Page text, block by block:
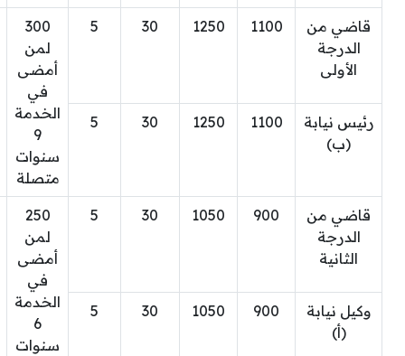
قاضي من
الدرجة
الأولى
1100
1250
30
5
300
لمن
أمضى
في
الخدمة
9
سنوات
متصلة
رئيس نيابة
(ب)
1100
1250
30
5
قاضي من
الدرجة
الثانية
900
1050
30
5
250
لمن
أمضى
في
الخدمة
6
سنوات
وكيل نيابة
(أ)
900
1050
30
5